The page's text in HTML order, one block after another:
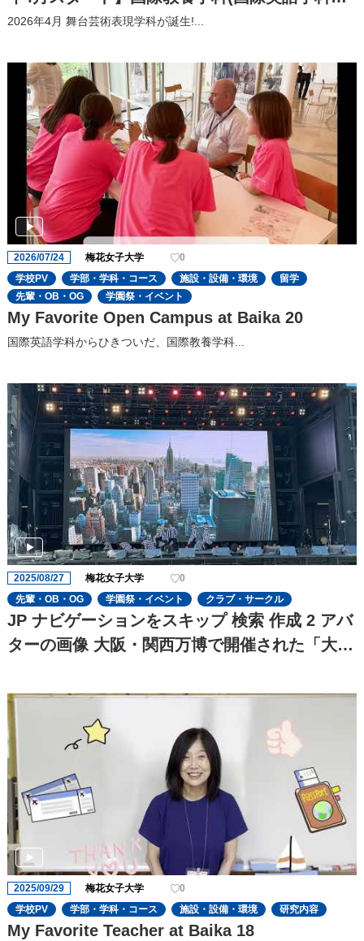
り名称変更)
2026年4月 舞台芸術表現学科が誕生!...
2026/07/24 梅花女子大学
0
学校PV
学部・学科・コース 施設・設備・環境
留学
先輩・OB・OG
学園祭・イベント
My Favorite Open Campus at Baika 20
国際英語学科からひきついだ、国際教養学科...
2025/08/27 梅花女子大学
0
先輩・OB・OG
学園祭・イベント クラブ・サークル
JP ナビゲーションをスキップ 検索 作成 2 アバ
ターの画像 大阪・関西万博で開催された「大阪
が茨木市代表で出演しました!
2025/09/29 梅花女子大学
0
学校PV
学部・学科・コース 施設・設備・環境 研究内容
My Favorite Teacher at Baika 18